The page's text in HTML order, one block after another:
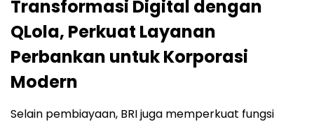
Transformasi Digital dengan
QLola, Perkuat Layanan
Perbankan untuk Korporasi
Modern
Selain pembiayaan, BRI juga memperkuat fungsi